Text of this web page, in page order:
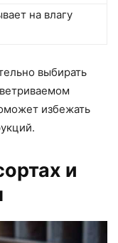
на влагу
выбирать
избежать
и